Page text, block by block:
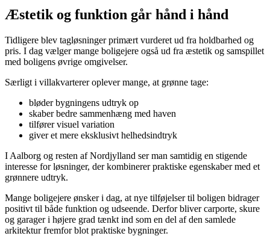
Æstetik og funktion går hånd i hånd
Tidligere blev tagløsninger primært vurderet ud fra holdbarhed og
pris. I dag vælger mange boligejere også ud fra æstetik og samspillet
med boligens øvrige omgivelser.
Særligt i villakvarterer oplever mange, at grønne tage:
bløder bygningens udtryk op
skaber bedre sammenhæng med haven
tilfører visuel variation
giver et mere eksklusivt helhedsindtryk
I Aalborg og resten af Nordjylland ser man samtidig en stigende
interesse for løsninger, der kombinerer praktiske egenskaber med et
grønnere udtryk.
Mange boligejere ønsker i dag, at nye tilføjelser til boligen bidrager
positivt til både funktion og udseende. Derfor bliver carporte, skure
og garager i højere grad tænkt ind som en del af den samlede
arkitektur fremfor blot praktiske bygninger.